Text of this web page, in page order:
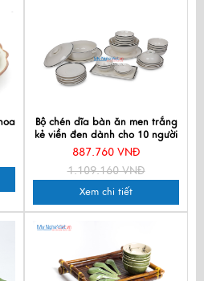
Bộ chén dĩa bàn ăn men trắng
kẻ viền đen dành cho 10 người
MNV-BBA02-14
887.760 VNĐ
1.109.160 VNĐ
Xem chi tiết